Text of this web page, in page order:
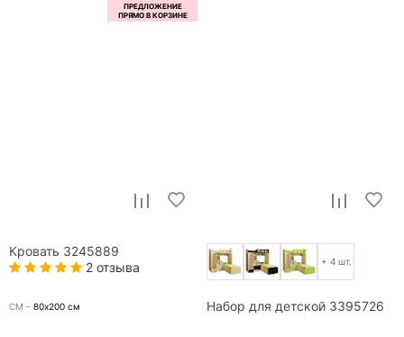
Кровать 3245889
2 отзыва
СМ - 80х200 см
+ 4 шт.
Набор для детской 3395726